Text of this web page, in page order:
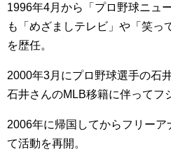
1996年4月から「プロ野球ニュ
も「めざましテレビ」や「笑っ
を歴任。
2000年3月にプロ野球選手の石
石井さんのMLB移籍に伴ってフ
2006年に帰国してからフリー
て活動を再開。